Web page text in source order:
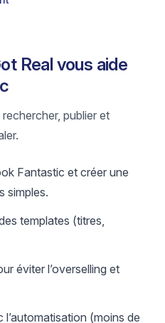
Real vous aide
publier et
Fantastic et créer une
simples.
templates (titres,
éviter l’overselling et
(moins de